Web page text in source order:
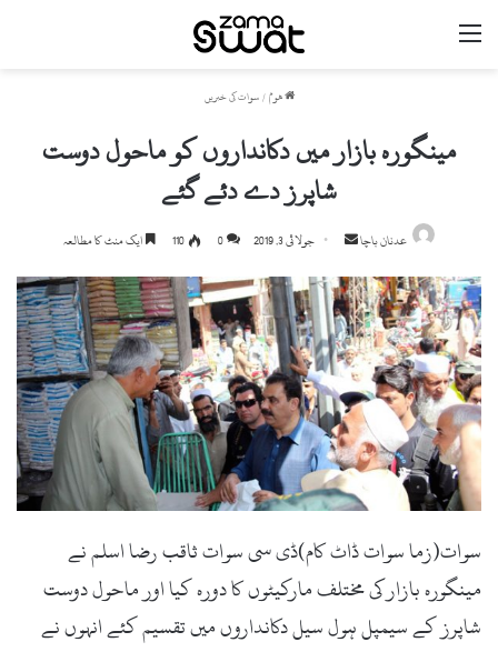
ھوم / سوات کی خبریں
مینگورہ بازار میں دکانداروں کو ماحول دوست
شاپرز دے دئے گئے
عدنان باچا
n
d
a
n
e
m
a
i
l
جولائی 3, 2019 0
110 ایک منٹ کا مطالعہ
سوات(زما سوات ڈاٹ کام)ڈی سی سوات ثاقب رضا اسلم نے
مینگورہ بازار کی مختلف مارکیٹوں کا دورہ کیا اور ماحول دوست
شاپرز کے سیمپل ہول سیل دکانداروں میں تقسیم کئے انہوں نے